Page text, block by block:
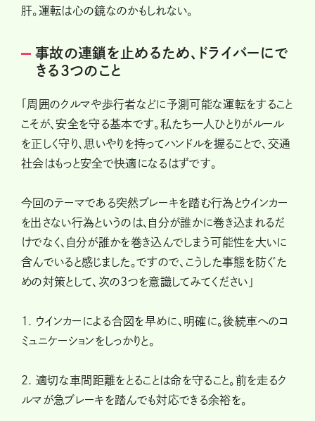
肝。運転は心の鏡なのかもしれない。
事故の連鎖を止めるため、ドライバーにで
きる3つのこと
「周囲のクルマや歩行者などに予測可能な運転をすること
こそが、安全を守る基本です。私たち一人ひとりがルール
を正しく守り、思いやりを持ってハンドルを握ることで、交通
社会はもっと安全で快適になるはずです。
今回のテーマである突然ブレーキを踏む行為とウインカー
を出さない行為というのは、自分が誰かに巻き込まれるだ
けでなく、自分が誰かを巻き込んでしまう可能性を大いに
含んでいると感じました。ですので、こうした事態を防ぐた
めの対策として、次の3つを意識してみてください」
1. ウインカーによる合図を早めに、明確に。後続車へのコ
ミュニケーションをしっかりと。
2. 適切な車間距離をとることは命を守ること。前を走るク
ルマが急ブレーキを踏んでも対応できる余裕を。